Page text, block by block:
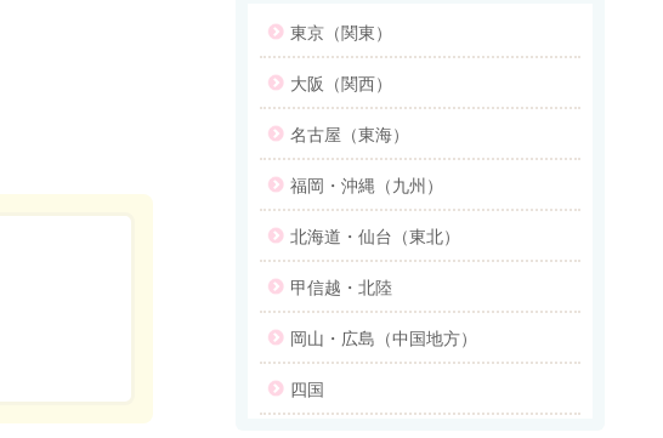
東京（関東）
大阪（関西）
名古屋（東海）
福岡・沖縄（九州）
北海道・仙台（東北）
甲信越・北陸
岡山・広島（中国地方）
四国